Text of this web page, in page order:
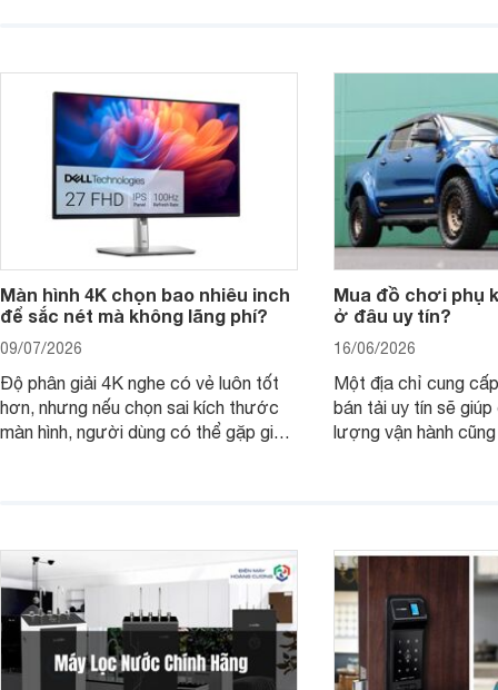
thay vì chỉ so sánh cấu hình trên giấy.
không, dùng được
Màn hình 4K chọn bao nhiêu inch
để sắc nét mà không lãng phí?
09/07/2026
Độ phân giải 4K nghe có vẻ luôn tốt
hơn, nhưng nếu chọn sai kích thước
màn hình, người dùng có thể gặp giao
Mua đồ chơi phụ
ở đâu uy tín?
16/06/2026
Một địa chỉ cung
bán tải uy tín sẽ
lượng vận hành